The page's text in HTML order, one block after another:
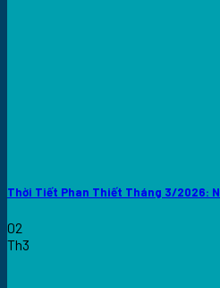
Thời Tiết Phan Thiết Tháng 3/2026:
02
Th3